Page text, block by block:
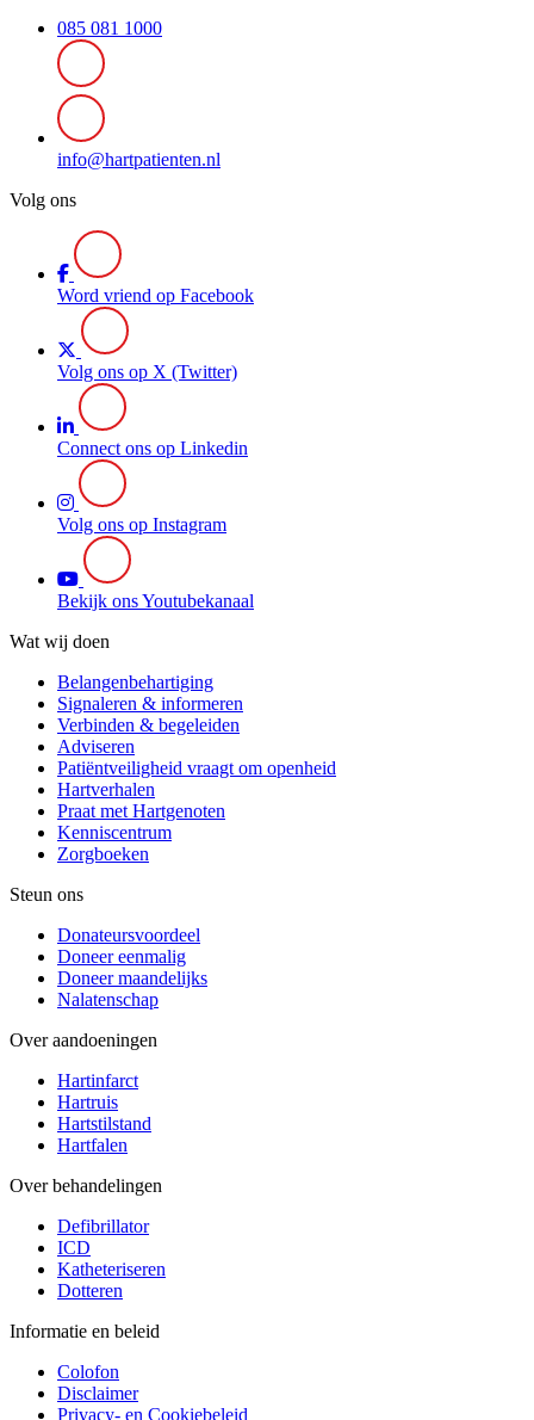
085 081 1000
info@hartpatienten.nl
Volg ons
Word vriend op Facebook
Volg ons op X (Twitter)
Connect ons op Linkedin
Volg ons op Instagram
Bekijk ons Youtubekanaal
Wat wij doen
Belangenbehartiging
Signaleren & informeren
Verbinden & begeleiden
Adviseren
Patiëntveiligheid vraagt om openheid
Hartverhalen
Praat met Hartgenoten
Kenniscentrum
Zorgboeken
Steun ons
Donateursvoordeel
Doneer eenmalig
Doneer maandelijks
Nalatenschap
Over aandoeningen
Hartinfarct
Hartruis
Hartstilstand
Hartfalen
Over behandelingen
Defibrillator
ICD
Katheteriseren
Dotteren
Informatie en beleid
Colofon
Disclaimer
Privacy- en Cookiebeleid